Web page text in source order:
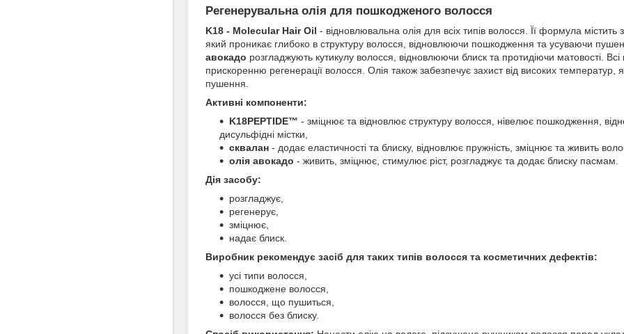
Регенерувальна олія для пошкодженого волосся
K18 - Molecular Hair Oil - відновлювальна олія для всіх типів волосся. Її формула містить
який проникає глибоко в структуру волосся, відновлюючи пошкодження та усуваючи
авокадо розгладжують кутикулу волосся, відновлюючи блиск та протидіючи матовості.
прискоренню регенерації волосся. Олія також забезпечує захист від високих
пушення.
Активні компоненти:
K18PEPTIDE™ - зміцнює та відновлює структуру волосся, нівелює пошкодження,
дисульфідні містки,
сквалан - додає еластичності та блиску, відновлює пружність, зміцнює та живить
олія авокадо - живить, зміцнює, стимулює ріст, розгладжує та додає блиску пасмам.
Дія засобу:
розгладжує,
регенерує,
зміцнює,
надає блиск.
Виробник рекомендує засіб для таких типів волосся та косметичних дефектів:
усі типи волосся,
пошкоджене волосся,
волосся, що пушиться,
волосся без блиску.